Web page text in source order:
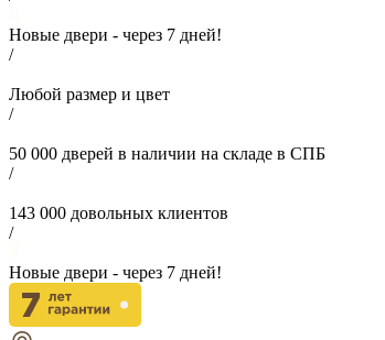
Новые двери - через 7 дней!
/
Любой размер и цвет
/
50 000 дверей в наличии на складе в СПБ
/
143 000 довольных клиентов
/
Новые двери - через 7 дней!